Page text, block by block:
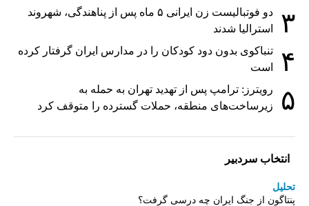
۳
دو فوتبالیست زن ایرانی ۵ ماه پس از پناهندگی، شهروند
استرالیا شدند
۴
تنباکوی بدون دود کودکان را در مدارس ایران گرفتار کرده
است
۵
رویترز: ترامپ پس از تهدید تهران به حمله به
زیرساخت‌های منطقه، حملات گسترده را متوقف کرد
انتخاب سردبیر
تحلیل
پنتاگون از جنگ ایران چه درسی گرفت؟